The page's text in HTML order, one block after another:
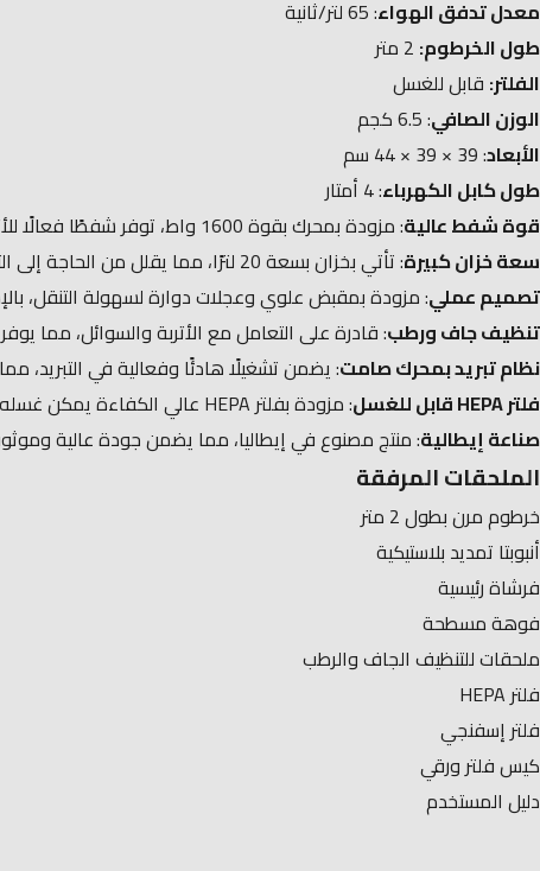
معدل تدفق الهواء: 65 لتر/ثانية
طول الخرطوم:
الفلتر: قابل للغسل
الوزن الصافي: 6.5 كجم​
الأبعاد: 39 × 39 × 44 سم
طول كابل الكهرباء: 4 أمتار​
قوة شفط عالية: مزودة بمحرك بقوة 1600 واط، توفر شفطًا فعالًا للأتربة والسوائل، مما يجعلها مثالية للتنظيف العميق في المنازل والورش.​
سعة خزان كبيرة: تأتي بخزان بسعة 20 لترًا، مما يقلل من الحاجة إلى التفريغ المتكرر أثناء الاستخدام.​
تصميم عملي: مزودة بمقبض علوي وعجلات دوارة لسهولة التنقل،
تنظيف جاف ورطب: قادرة على التعامل مع الأتربة والسوائل، مما
نظام تبريد بمحرك صامت: يضمن تشغيلًا هادئًا وفعالية في التبريد،
فلتر HEPA قابل للغسل
: مزودة بفلتر HEPA عالي الكفاءة يمكن غسله، مما يحافظ على أداء المكنسة ويقلل من تكاليف الصيانة.​
صناعة إيطالية: منتج مصنوع في إيطاليا، مما يضمن جودة عالية
الملحقات المرفقة
خرطوم مرن بطول 2 متر​
أنبوبتا تمديد بلاستيكية
فرشاة رئيسية
فوهة مسطحة​
ملحقات للتنظيف الجاف والرطب​
فلتر HEPA​
فلتر إسفنجي​
كيس فلتر ورقي​
دليل المستخدم​